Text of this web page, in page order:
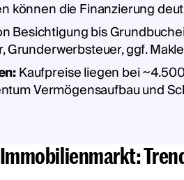
können die Finanzierung
Besichtigung bis
Grunderwerbsteuer, ggf.
Kaufpreise liegen bei
Vermögensaufbau und